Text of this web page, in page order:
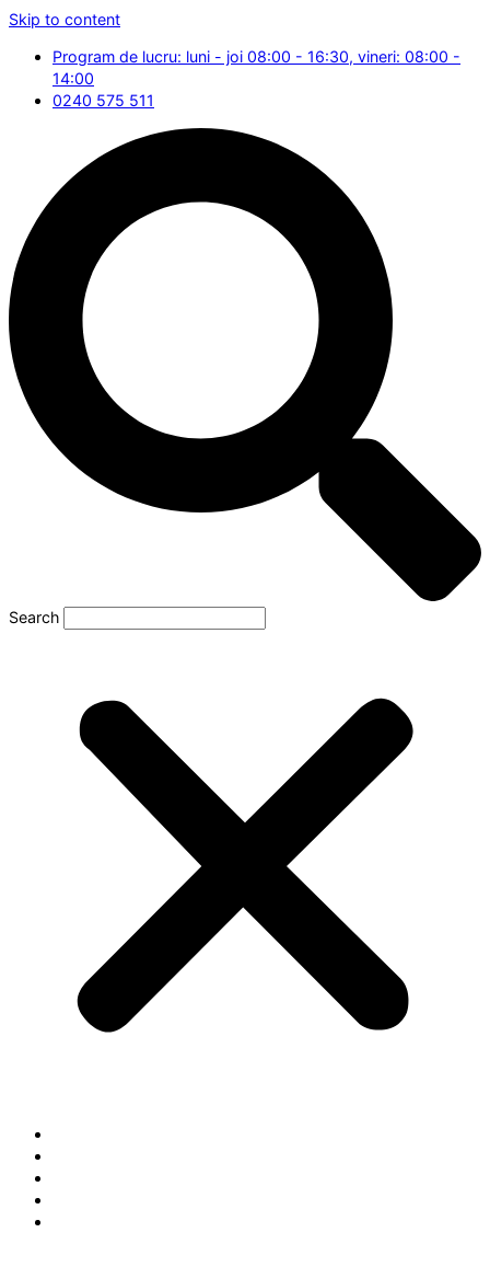
Skip to content
Program de lucru: luni - joi 08:00 - 16:30, vineri: 08:00 -
14:00
0240 575 511
Search